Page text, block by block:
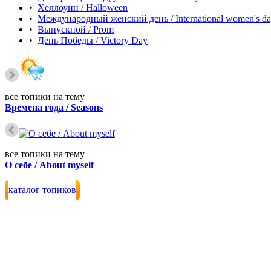
• Хеллоуин / Halloween
• Международный женский день / International women's
• Выпускной / Prom
• День Победы / Victory Day
все топики на тему
Времена года / Seasons
все топики на тему
О себе / About myself
каталог топиков